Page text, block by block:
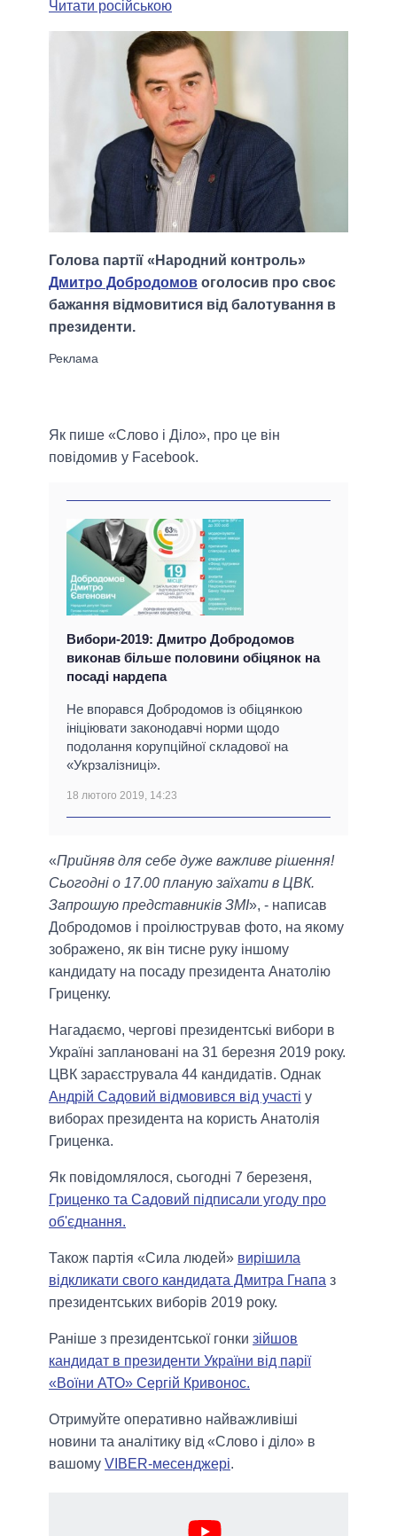
Читати російською
Голова партії «Народний контроль»
Дмитро Добродомов оголосив про своє
бажання відмовитися від балотування в
президенти.
Як пише «Слово і Діло», про це він
повідомив у Facebook.
Вибори-2019: Дмитро Добродомов
виконав більше половини обіцянок на
посаді нардепа
Не впорався Добродомов із обіцянкою
ініціювати законодавчі норми щодо
подолання корупційної складової на
«Укрзалізниці».
18 лютого 2019, 14:23
«Прийняв для себе дуже важливе рішення!
Сьогодні о 17.00 планую заїхати в ЦВК.
Запрошую представників ЗМІ», - написав
Добродомов і проілюстрував фото, на якому
зображено, як він тисне руку іншому
кандидату на посаду президента Анатолію
Гриценку.
Нагадаємо, чергові президентські вибори в
Україні заплановані на 31 березня 2019 року.
ЦВК зараєструвала 44 кандидатів. Однак
Андрій Садовий відмовився від участі у
виборах президента на користь Анатолія
Гриценка.
Як повідомлялося, сьогодні 7 березеня,
Гриценко та Садовий підписали угоду про
об'єднання.
Також партія «Сила людей» вирішила
відкликати свого кандидата Дмитра Гнапа з
президентських виборів 2019 року.
Раніше з президентської гонки зійшов
кандидат в президенти України від парії
«Воїни АТО» Сергій Кривонос.
Отримуйте оперативно найважливіші
новини та аналітику від «Слово і діло» в
вашому VIBER-месенджері.